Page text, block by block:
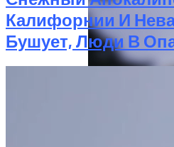
Калифорнии И
Бушует, Люди В